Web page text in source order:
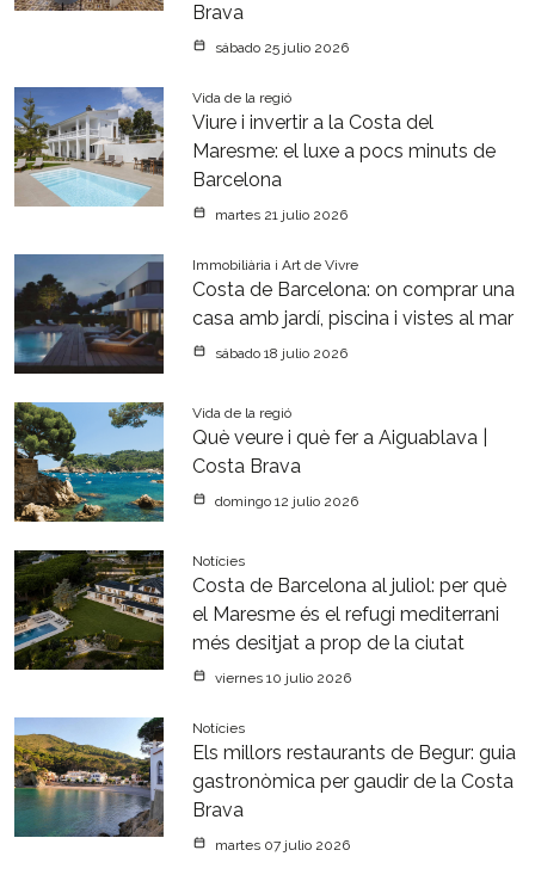
Brava
sábado 25 julio 2026
Vida de la regió
Viure i invertir a la Costa del
Maresme: el luxe a pocs minuts de
Barcelona
martes 21 julio 2026
Immobiliària i Art de Vivre
Costa de Barcelona: on comprar una
casa amb jardí, piscina i vistes al mar
sábado 18 julio 2026
Vida de la regió
Què veure i què fer a Aiguablava |
Costa Brava
domingo 12 julio 2026
Notícies
Costa de Barcelona al juliol: per què
el Maresme és el refugi mediterrani
més desitjat a prop de la ciutat
viernes 10 julio 2026
Notícies
Els millors restaurants de Begur: guia
gastronòmica per gaudir de la Costa
Brava
martes 07 julio 2026